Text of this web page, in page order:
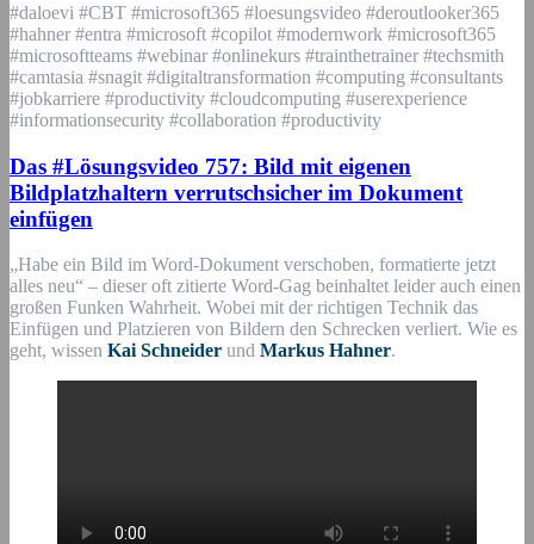
#daloevi #CBT #microsoft365 #loesungsvideo #deroutlooker365
#hahner #entra #microsoft #copilot #modernwork #microsoft365
#microsoftteams #webinar #onlinekurs #trainthetrainer #techsmith
#camtasia #snagit #digitaltransformation #computing #consultants
#jobkarriere #productivity #cloudcomputing #userexperience
#informationsecurity #collaboration #productivity
Das #Lösungsvideo 757: Bild mit eigenen
Bildplatzhaltern verrutschsicher im Dokument
einfügen
„Habe ein Bild im Word-Dokument verschoben, formatierte jetzt
alles neu“ – dieser oft zitierte Word-Gag beinhaltet leider auch einen
großen Funken Wahrheit. Wobei mit der richtigen Technik das
Einfügen und Platzieren von Bildern den Schrecken verliert. Wie es
geht, wissen Kai Schneider und Markus Hahner.